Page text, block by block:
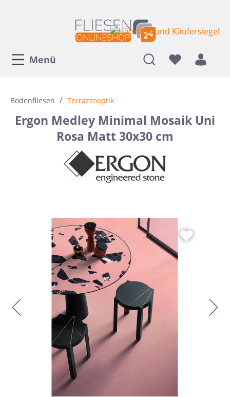
Menü
Bodenfliesen / Terrazzooptik
Ergon Medley Minimal Mosaik Uni
Rosa Matt 30x30 cm